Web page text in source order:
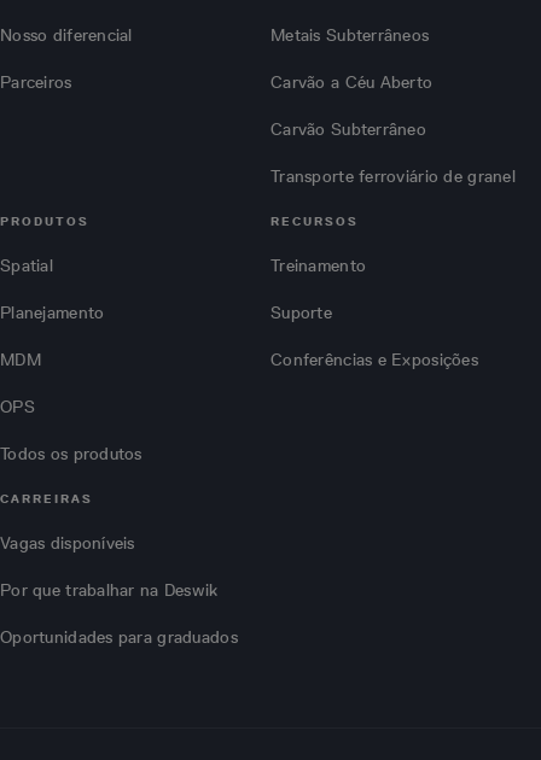
Nosso diferencial
Parceiros
Metais Subterrâneos
Carvão a Céu Aberto
Carvão Subterrâneo
Transporte ferroviário de granel
PRODUTOS
Spatial
Planejamento
MDM
OPS
Todos os produtos
RECURSOS
Treinamento
Suporte
Conferências e Exposições
CARREIRAS
Vagas disponíveis
Por que trabalhar na Deswik
Oportunidades para graduados